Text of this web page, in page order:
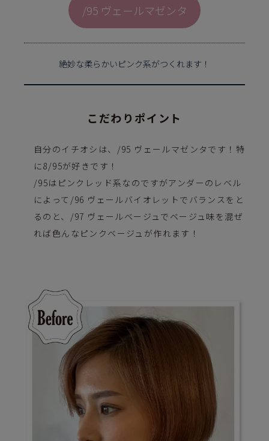
/95 ヴェールマゼンタ
絶妙な柔らかいピンク系がつくれます！
こだわりポイント
自分のイチオシは、/95 ヴェールマゼンタです！特
に8/95が好きです！
/95はピンクレッド系なのですがアンダーのレベル
によって/96 ヴェールバイオレットでバランスをと
るのと、/97 ヴェールベージュでベージュ味を混ぜ
れば色んなピンクベージュが作れます！